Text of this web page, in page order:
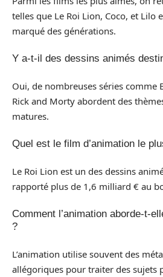
telles que Le Roi Lion, Coco, et Lilo
marqué des générations.
Y a-t-il des dessins animés
Oui, de nombreuses séries comme
Rick and Morty abordent des
matures.
Quel est le film d’animation le
Le Roi Lion est un des dessins
rapporté plus de 1,6 milliard € au
Comment l’animation aborde-t-
?
L’animation utilise souvent des
allégoriques pour traiter des sujets